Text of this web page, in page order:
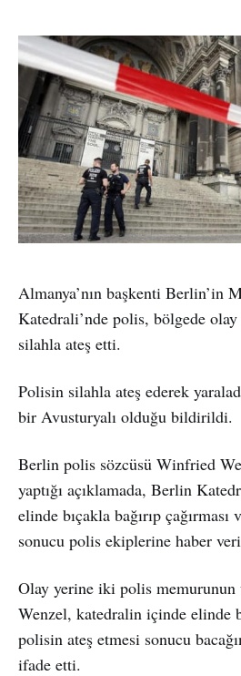
Almanya’nın başkenti Berlin’in
Katedrali’nde polis, bölgede
silahla ateş etti.
Polisin silahla ateş ederek
bir Avusturyalı olduğu bildirildi.
Berlin polis sözcüsü Winfried
yaptığı açıklamada, Berlin
elinde bıçakla bağırıp çağırması
sonucu polis ekiplerine haber
Olay yerine iki polis memurunun
Wenzel, katedralin içinde elinde
polisin ateş etmesi sonucu
ifade etti.